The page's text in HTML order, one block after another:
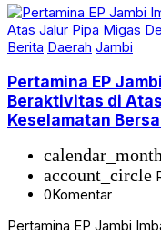
Berita Daerah Jambi
Pertamina EP
Beraktivitas di
Keselamatan
calendar_month
account_circle
0Komentar
Pertamina EP Jambi